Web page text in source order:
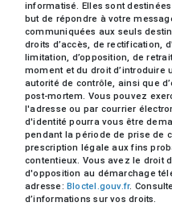
informatisé. Elles sont
but de répondre à votre
communiquées aux seuls
droits d’accès, de rectification,
limitation, d’opposition, de
moment et du droit d’introduire
autorité de contrôle, ainsi que
post-mortem. Vous pouvez
l'adresse ou par courrier
d'identité pourra vous être
pendant la période de prise de
prescription légale aux fins
contentieux. Vous avez le droit
d'opposition au démarchage
adresse:Bloctel.gouv.fr.
d’informations sur vos droits.